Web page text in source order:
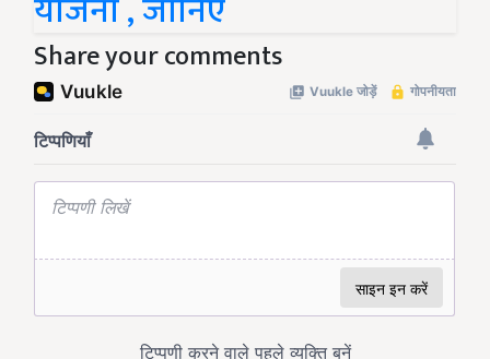
योजना , जानिएं
Share your comments